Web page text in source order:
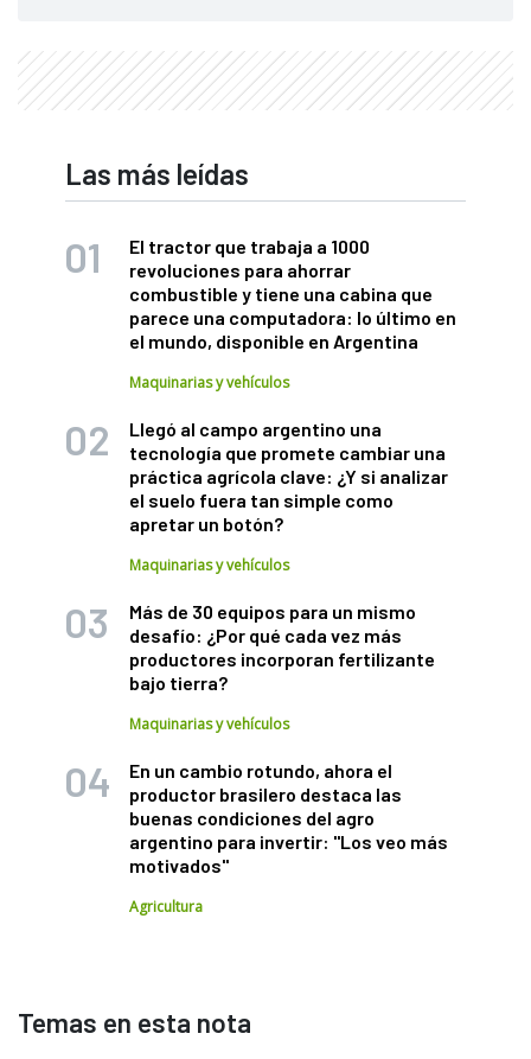
Las más leídas
El tractor que trabaja a 1000
revoluciones para ahorrar
combustible y tiene una cabina que
parece una computadora: lo último en
el mundo, disponible en Argentina
Maquinarias y vehículos
Llegó al campo argentino una
tecnología que promete cambiar una
práctica agrícola clave: ¿Y si analizar
el suelo fuera tan simple como
apretar un botón?
Maquinarias y vehículos
Más de 30 equipos para un mismo
desafío: ¿Por qué cada vez más
productores incorporan fertilizante
bajo tierra?
Maquinarias y vehículos
En un cambio rotundo, ahora el
productor brasilero destaca las
buenas condiciones del agro
argentino para invertir: "Los veo más
motivados"
Agricultura
Temas en esta nota